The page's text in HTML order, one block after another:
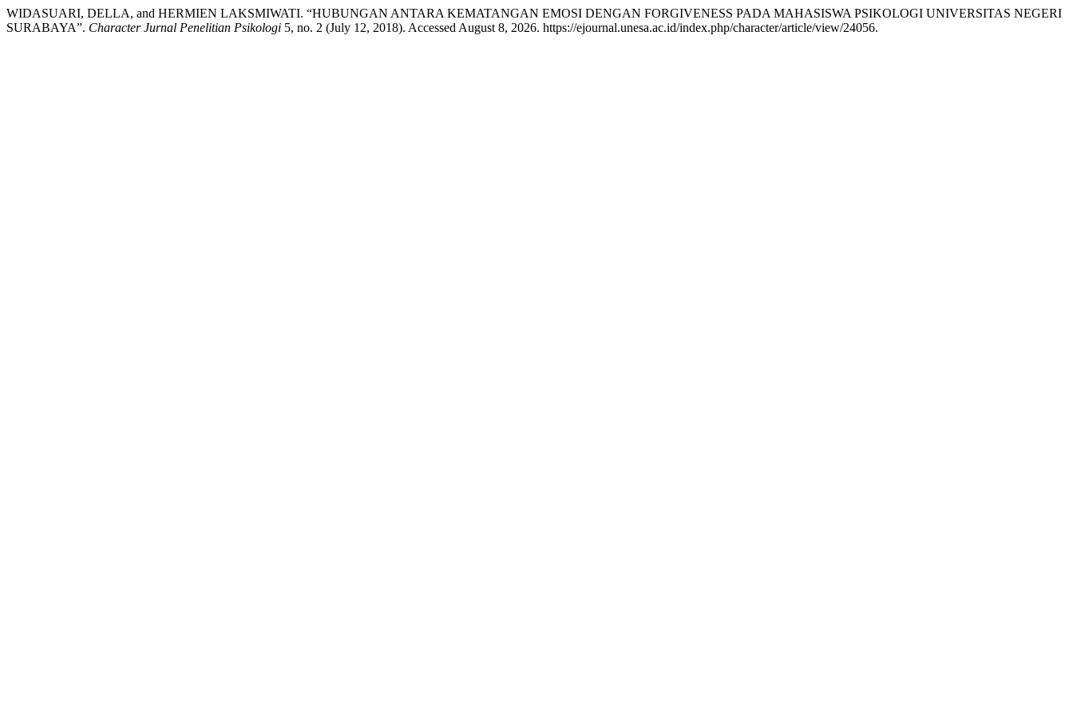
WIDASUARI, DELLA, and HERMIEN LAKSMIWATI. “HUBUNGAN ANTARA KEMATANGAN EMOSI DENGAN FORGIVENESS PADA MAHASISWA PSIKOLOGI UNIVERSITAS NEGERI
SURABAYA”. Character Jurnal Penelitian Psikologi 5, no. 2 (July 12, 2018). Accessed August 8, 2026. https://ejournal.unesa.ac.id/index.php/character/article/view/24056.